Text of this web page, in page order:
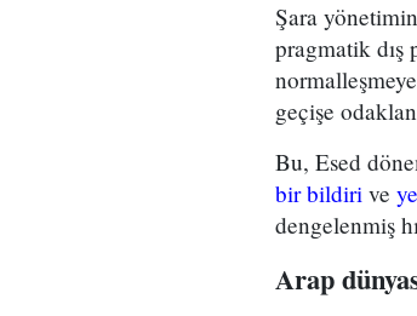
Şara
pragmatik dış
geçişe
Bu, Esed
bir bildiri ve
dengelenmiş
Arap